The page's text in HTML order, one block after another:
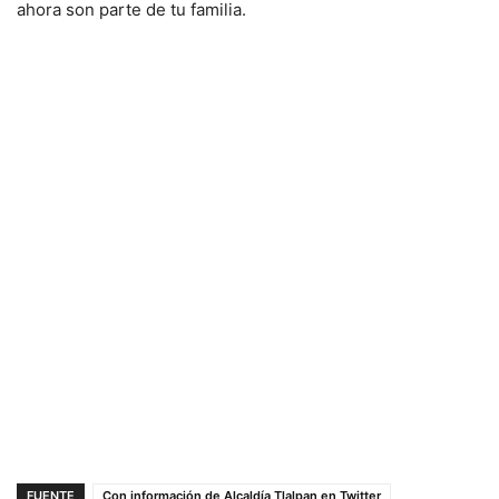
ahora son parte de tu familia.
FUENTE Con información de Alcaldía Tlalpan en Twitter